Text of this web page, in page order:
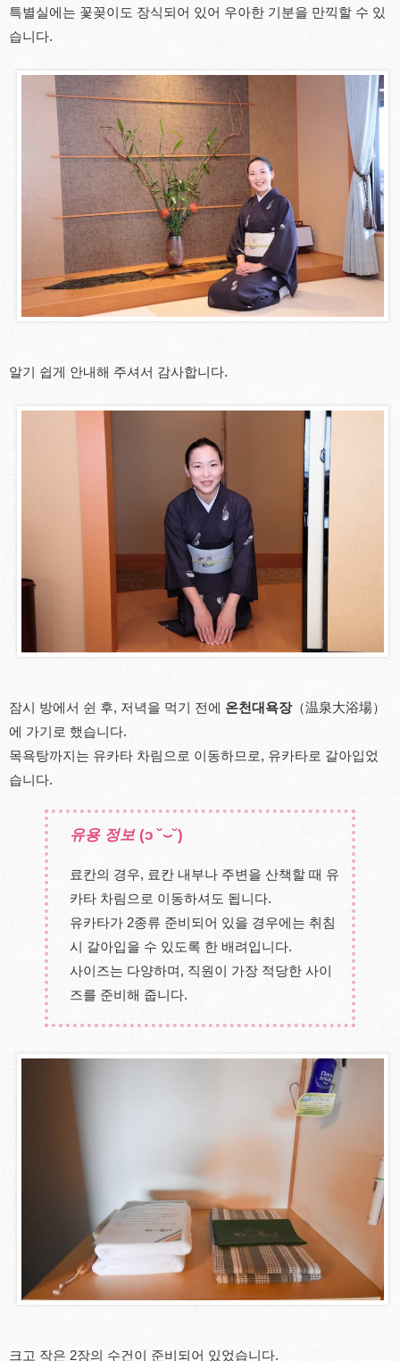
특별실에는 꽃꽂이도 장식되어 있어 우아한 기분을 만끽할 수 있
습니다.
알기 쉽게 안내해 주셔서 감사합니다.
잠시 방에서 쉰 후, 저녁을 먹기 전에 온천대욕장（温泉大浴場）
에 가기로 했습니다.
목욕탕까지는 유카타 차림으로 이동하므로, 유카타로 갈아입었
습니다.
유용 정보 (ɔ ˘⌣˘)
료칸의 경우, 료칸 내부나 주변을 산책할 때 유
카타 차림으로 이동하셔도 됩니다.
유카타가 2종류 준비되어 있을 경우에는 취침
시 갈아입을 수 있도록 한 배려입니다.
사이즈는 다양하며, 직원이 가장 적당한 사이
즈를 준비해 줍니다.
크고 작은 2장의 수건이 준비되어 있었습니다.